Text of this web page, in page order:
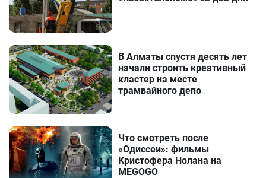
В Алматы спустя десять лет
начали строить креативный
кластер на месте
трамвайного депо
Что смотреть после
«Одиссеи»: фильмы
Кристофера Нолана на
MEGOGO